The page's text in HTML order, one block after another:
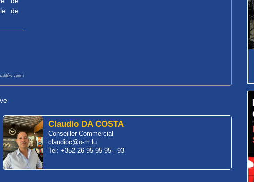
de
ainsi
Claudio DA COSTA
Conseiller Commercial
claudioc@o-m.lu
Tel: +352 26 95 95 95 - 93